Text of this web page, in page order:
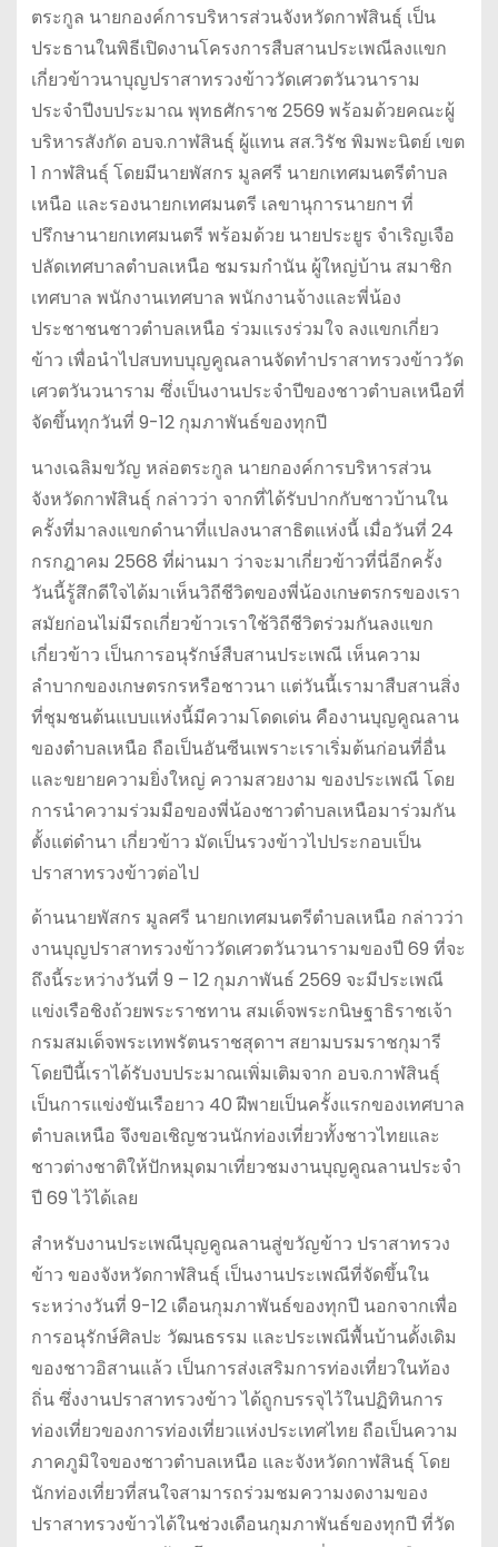
ตระกูล นายกองค์การบริหารส่วนจังหวัดกาฬสินธุ์ เป็น
ประธานในพิธีเปิดงานโครงการสืบสานประเพณีลงแขก
เกี่ยวข้าวนาบุญปราสาทรวงข้าววัดเศวตวันวนาราม
ประจำปีงบประมาณ พุทธศักราช 2569 พร้อมด้วยคณะผู้
บริหารสังกัด อบจ.กาฬสินธุ์ ผู้แทน สส.วิรัช พิมพะนิตย์ เขต
1 กาฬสินธุ์ โดยมีนายพัสกร มูลศรี นายกเทศมนตรีตำบล
เหนือ และรองนายกเทศมนตรี เลขานุการนายกฯ ที่
ปรึกษานายกเทศมนตรี พร้อมด้วย นายประยูร จำเริญเจือ
ปลัดเทศบาลตำบลเหนือ ชมรมกำนัน ผู้ใหญ่บ้าน สมาชิก
เทศบาล พนักงานเทศบาล พนักงานจ้างและพี่น้อง
ประชาชนชาวตำบลเหนือ ร่วมแรงร่วมใจ ลงแขกเกี่ยว
ข้าว เพื่อนำไปสบทบบุญคูณลานจัดทำปราสาทรวงข้าววัด
เศวตวันวนาราม ซึ่งเป็นงานประจำปีของชาวตำบลเหนือที่
จัดขึ้นทุกวันที่ 9-12 กุมภาพันธ์ของทุกปี
นางเฉลิมขวัญ หล่อตระกูล นายกองค์การบริหารส่วน
จังหวัดกาฬสินธุ์ กล่าวว่า จากที่ได้รับปากกับชาวบ้านใน
ครั้งที่มาลงแขกดำนาที่แปลงนาสาธิตแห่งนี้ เมื่อวันที่ 24
กรกฎาคม 2568 ที่ผ่านมา ว่าจะมาเกี่ยวข้าวที่นี่อีกครั้ง
วันนี้รู้สึกดีใจได้มาเห็นวิถีชีวิตของพี่น้องเกษตรกรของเรา
สมัยก่อนไม่มีรถเกี่ยวข้าวเราใช้วิถีชีวิตร่วมกันลงแขก
เกี่ยวข้าว เป็นการอนุรักษ์สืบสานประเพณี เห็นความ
ลำบากของเกษตรกรหรือชาวนา แต่วันนี้เรามาสืบสานสิ่ง
ที่ชุมชนต้นแบบแห่งนี้มีความโดดเด่น คืองานบุญคูณลาน
ของตำบลเหนือ ถือเป็นอันซีนเพราะเราเริ่มต้นก่อนที่อื่น
และขยายความยิ่งใหญ่ ความสวยงาม ของประเพณี โดย
การนำความร่วมมือของพี่น้องชาวตำบลเหนือมาร่วมกัน
ตั้งแต่ดำนา เกี่ยวข้าว มัดเป็นรวงข้าวไปประกอบเป็น
ปราสาทรวงข้าวต่อไป
ด้านนายพัสกร มูลศรี นายกเทศมนตรีตำบลเหนือ กล่าวว่า
งานบุญปราสาทรวงข้าววัดเศวตวันวนารามของปี 69 ที่จะ
ถึงนี้ระหว่างวันที่ 9 – 12 กุมภาพันธ์ 2569 จะมีประเพณี
แข่งเรือชิงถ้วยพระราชทาน สมเด็จพระกนิษฐาธิราชเจ้า
กรมสมเด็จพระเทพรัตนราชสุดาฯ สยามบรมราชกุมารี
โดยปีนี้เราได้รับงบประมาณเพิ่มเติมจาก อบจ.กาฬสินธุ์
เป็นการแข่งขันเรือยาว 40 ฝีพายเป็นครั้งแรกของเทศบาล
ตำบลเหนือ จึงขอเชิญชวนนักท่องเที่ยวทั้งชาวไทยและ
ชาวต่างชาติให้ปักหมุดมาเที่ยวชมงานบุญคูณลานประจำ
ปี 69 ไว้ได้เลย
สำหรับงานประเพณีบุญคูณลานสู่ขวัญข้าว ปราสาทรวง
ข้าว ของจังหวัดกาฬสินธุ์ เป็นงานประเพณีที่จัดขึ้นใน
ระหว่างวันที่ 9-12 เดือนกุมภาพันธ์ของทุกปี นอกจากเพื่อ
การอนุรักษ์ศิลปะ วัฒนธรรม และประเพณีพื้นบ้านดั้งเดิม
ของชาวอิสานแล้ว เป็นการส่งเสริมการท่องเที่ยวในท้อง
ถิ่น ซึ่งงานปราสาทรวงข้าว ได้ถูกบรรจุไว้ในปฏิทินการ
ท่องเที่ยวของการท่องเที่ยวแห่งประเทศไทย ถือเป็นความ
ภาคภูมิใจของชาวตำบลเหนือ และจังหวัดกาฬสินธุ์ โดย
นักท่องเที่ยวที่สนใจสามารถร่วมชมความงดงามของ
ปราสาทรวงข้าวได้ในช่วงเดือนกุมภาพันธ์ของทุกปี ที่วัด